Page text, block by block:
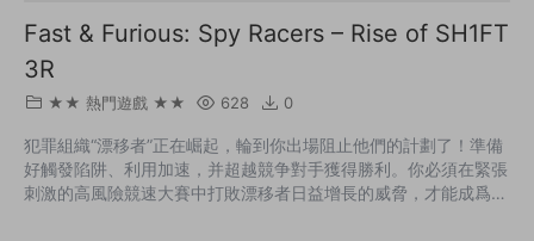
Fast & Furious: Spy Racers – Rise of SH1FT
3R
★★ 熱門遊戲 ★★ 628 0
犯罪組織“漂移者”正在崛起，輪到你出場阻止他們的計劃了！準備
好觸發陷阱、利用加速，并超越競争對手獲得勝利。你必須在緊張
刺激的高風險競速大賽中打敗漂移者日益增長的威脅，才能成爲冠